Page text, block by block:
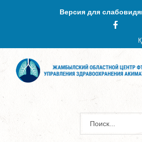
Версия для